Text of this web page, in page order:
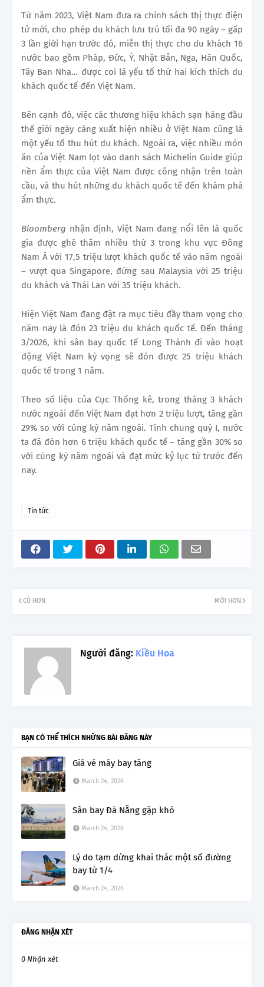
Từ năm 2023, Việt Nam đưa ra chính sách thị thực điện
tử mới, cho phép du khách lưu trú tối đa 90 ngày – gấp
3 lần giới hạn trước đó, miễn thị thực cho du khách 16
nước bao gồm Pháp, Đức, Ý, Nhật Bản, Nga, Hàn Quốc,
Tây Ban Nha… được coi là yếu tố thứ hai kích thích du
khách quốc tế đến Việt Nam.
Bên cạnh đó, việc các thương hiệu khách sạn hàng đầu
thế giới ngày càng xuất hiện nhiều ở Việt Nam cũng là
một yếu tố thu hút du khách. Ngoài ra, việc nhiều món
ăn của Việt Nam lọt vào danh sách Michelin Guide giúp
nền ẩm thực của Việt Nam được công nhận trên toàn
cầu, và thu hút những du khách quốc tế đến khám phá
ẩm thực.
Bloomberg nhận định, Việt Nam đang nổi lên là quốc
gia được ghé thăm nhiều thứ 3 trong khu vực Đông
Nam Á với 17,5 triệu lượt khách quốc tế vào năm ngoái
– vượt qua Singapore, đứng sau Malaysia với 25 triệu
du khách và Thái Lan với 35 triệu khách.
Hiện Việt Nam đang đặt ra mục tiêu đầy tham vọng cho
năm nay là đón 23 triệu du khách quốc tế. Đến tháng
3/2026, khi sân bay quốc tế Long Thành đi vào hoạt
động Việt Nam kỳ vọng sẽ đón được 25 triệu khách
quốc tế trong 1 năm.
Theo số liệu của Cục Thống kê, trong tháng 3 khách
nước ngoài đến Việt Nam đạt hơn 2 triệu lượt, tăng gần
29% so với cùng kỳ năm ngoái. Tính chung quý I, nước
ta đã đón hơn 6 triệu khách quốc tế – tăng gần 30% so
với cùng kỳ năm ngoái và đạt mức kỷ lục từ trước đến
nay.
Tin tức
MỚI HƠN
CŨ HƠN
Người đăng: Kiều Hoa
BẠN CÓ THỂ THÍCH NHỮNG BÀI ĐĂNG NÀY
Giá vé máy bay tăng
March 24, 2026
Sân bay Đà Nẵng gặp khó
March 24, 2026
Lý do tạm dừng khai thác một số đường
bay từ 1/4
March 24, 2026
ĐĂNG NHẬN XÉT
0 Nhận xét